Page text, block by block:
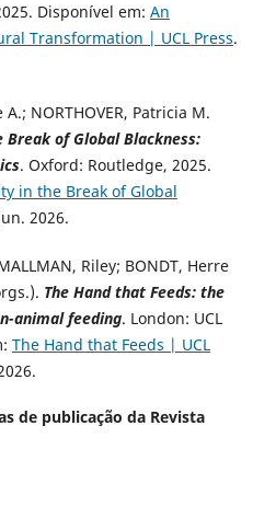
Disponível em: An
Transformation | UCL Press.
NORTHOVER, Patricia M.
of Global Blackness:
. Oxford: Routledge, 2025.
in the Break of Global
2026.
Riley; BONDT, Herre
The Hand that Feeds: the
animal feeding. London: UCL
The Hand that Feeds | UCL
de publicação da Revista